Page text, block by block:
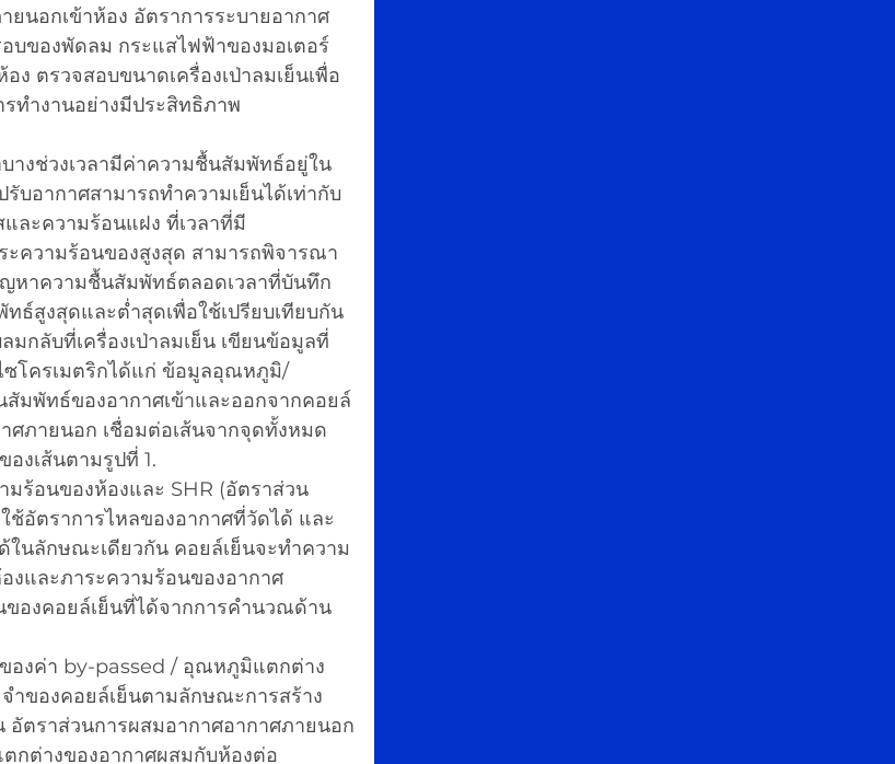
นอกเข้าห้อง อัตราการระบายอากาศ
บของพัดลม กระแสไฟฟ้าของมอเตอร์
ตรวจสอบขนาดเครื่องเป่าลมเย็นเพื่อ
ทำงานอย่างมีประสิทธิภาพ
างช่วงเวลามีค่าความชื้นสัมพัทธ์อยู่ใน
บอากาศสามารถทำความเย็นได้เท่ากับ
ละความร้อนแฝง ที่เวลาที่มี
ความร้อนของสูงสุด สามารถพิจารณา
าความชื้นสัมพัทธ์ตลอดเวลาที่บันทึก
สูงสุดและต่ำสุดเพื่อใช้เปรียบเทียบกัน
มกลับที่เครื่องเป่าลมเย็น เขียนข้อมูลที่
โครเมตริกได้แก่ ข้อมูลอุณหภูมิ/
พัทธ์ของอากาศเข้าและออกจากคอยล์
ภายนอก เชื่อมต่อเส้นจากจุดทั้งหมด
งเส้นตามรูปที่ 1.
ร้อนของห้องและ SHR (อัตราส่วน
อัตราการไหลของอากาศที่วัดได้ และ
นลักษณะเดียวกัน คอยล์เย็นจะทำความ
งและภาระความร้อนของอากาศ
ของคอยล์เย็นที่ได้จากการคำนวณด้าน
องค่า by-passed / อุณหภูมิแตกต่าง
ำของคอยล์เย็นตามลักษณะการสร้าง
อัตราส่วนการผสมอากาศอากาศภายนอก
ต่างของอากาศผสมกับห้องต่อ